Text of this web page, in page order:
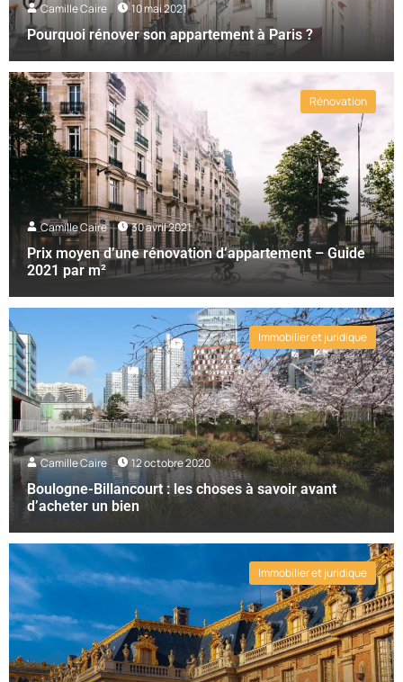
Camille Caire 10 mai 2021
Pourquoi rénover son appartement à Paris ?
Camille Caire 30 avril 2021
Prix moyen d’une rénovation d’appartement – Guide
2021 par m²
Rénovation
Camille Caire 12 octobre 2020
Boulogne-Billancourt : les choses à savoir avant
d’acheter un bien
Immobilier et juridique
Immobilier et juridique